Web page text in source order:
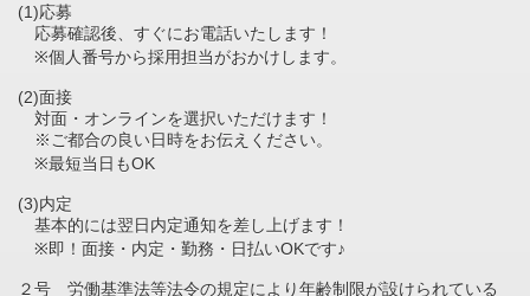
(1)応募
応募確認後、すぐにお電話いたします！
※個人番号から採用担当がおかけします。
(2)面接
対面・オンラインを選択いただけます！
※ご都合の良い日時をお伝えください。
※最短当日もOK
(3)内定
基本的には翌日内定通知を差し上げます！
※即！面接・内定・勤務・日払いOKです♪
２号 労働基準法等法令の規定により年齢制限が設けられている